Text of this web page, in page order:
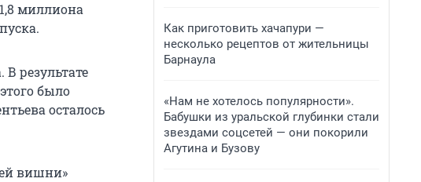
миллиона
результате
было
осталось
вишни»
Как приготовить хачапури —
несколько рецептов от жительницы
Барнаула
«Нам не хотелось популярности».
Бабушки из уральской глубинки стали
звездами соцсетей — они покорили
Агутина и Бузову